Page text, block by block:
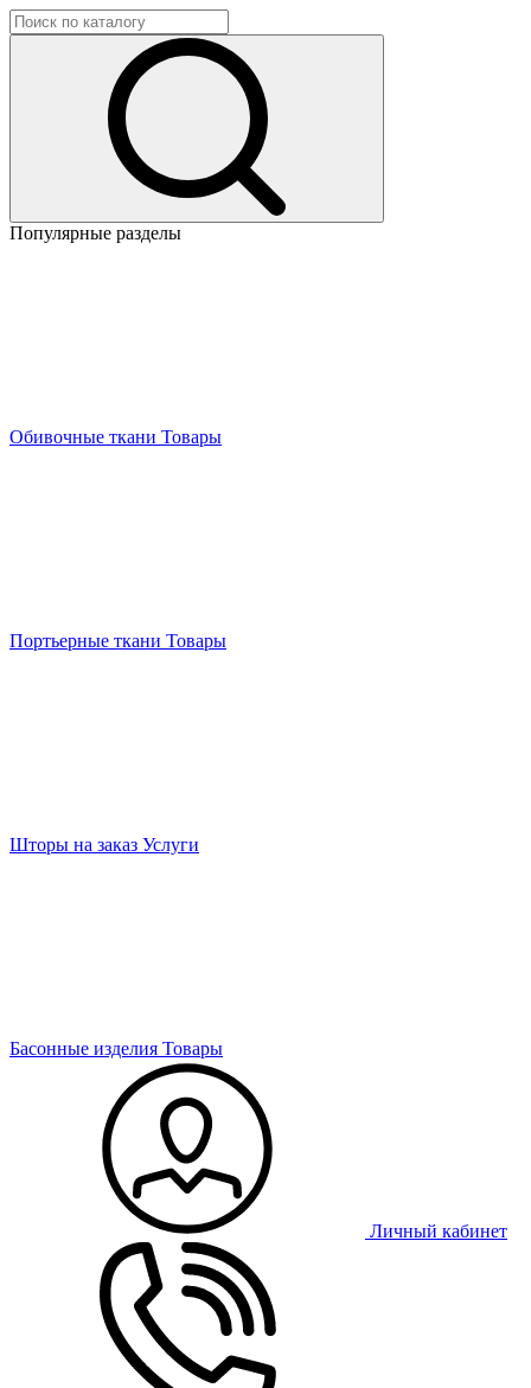
Популярные разделы
Обивочные ткани Товары
Портьерные ткани Товары
Шторы на заказ Услуги
Басонные изделия Товары
Личный кабинет